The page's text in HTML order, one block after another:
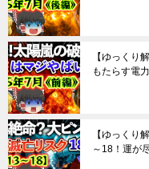
【ゆっくり
もたらす電
【ゆっくり
～18！運が